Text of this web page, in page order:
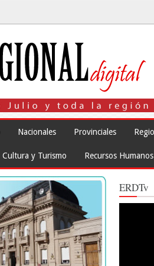
Nacionales Provinciales
Cultura y Turismo Recursos Humanos
ERDTv